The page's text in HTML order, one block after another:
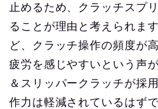
止めるため、クラッチスプ
ることが理由と考えられま
ど、クラッチ操作の頻度が
疲労を感じやすいという声
＆スリッパークラッチが採
作力は軽減されているはず